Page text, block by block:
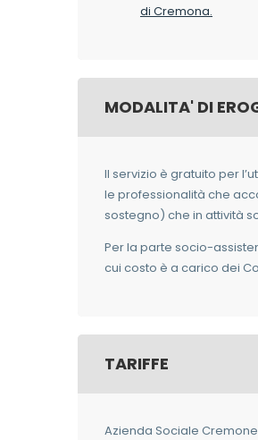
di Cremona.
MODALITA' DI
Il servizio è gratuito per
le professionalità che
sostegno) che in attività
Per la parte socio-
cui costo è a carico dei
TARIFFE
Azienda Sociale